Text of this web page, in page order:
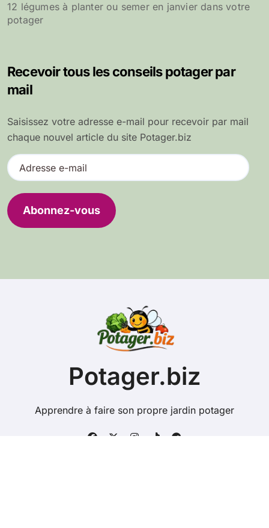
12 légumes à planter ou semer en janvier dans votre
potager
Recevoir tous les conseils potager par
mail
Saisissez votre adresse e-mail pour recevoir par mail
chaque nouvel article du site Potager.biz
A
d
e
s
Abonnez-vous
Potager.biz
Apprendre à faire son propre jardin potager